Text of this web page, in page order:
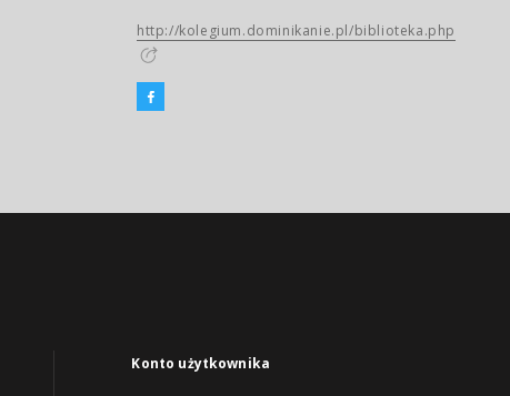
http://kolegium.dominikanie.pl/biblioteka.php
Konto użytkownika